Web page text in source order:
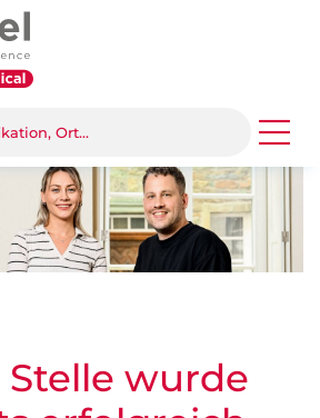
Stelle wurde